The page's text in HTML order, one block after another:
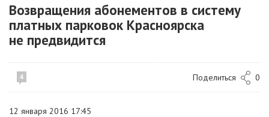
Возвращения абонементов в систему
платных парковок Красноярска
не предвидится
4 Поделиться 0
12 января 2016 17:45